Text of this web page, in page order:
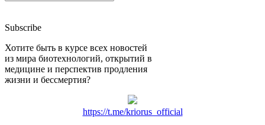
Subscribe
Хотите быть в курсе всех новостей
из мира биотехнологий, открытий в
медицине и перспектив продления
жизни и бессмертия?
https://t.me/kriorus_official